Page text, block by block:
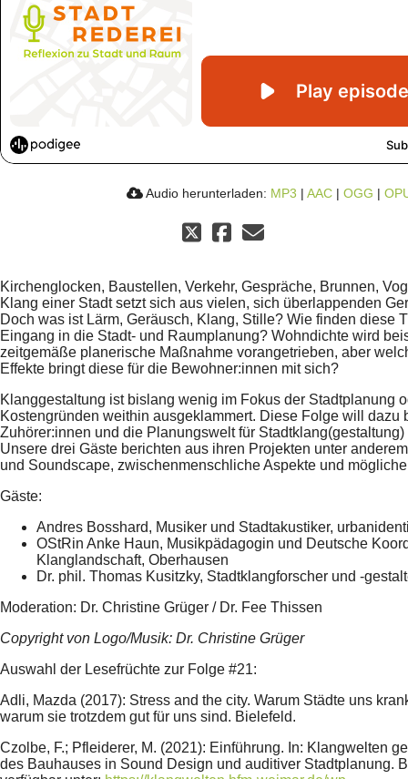
Audio herunterladen: MP3 | AAC | OGG |
Kirchenglocken, Baustellen, Verkehr, Gespräche, Brunnen,
Klang einer Stadt setzt sich aus vielen, sich überlappenden
Doch was ist Lärm, Geräusch, Klang, Stille? Wie finden diese
Eingang in die Stadt- und Raumplanung? Wohndichte wird
zeitgemäße planerische Maßnahme vorangetrieben, aber
Effekte bringt diese für die Bewohner:innen mit sich?
Klanggestaltung ist bislang wenig im Fokus der Stadtplanung
Kostengründen weithin ausgeklammert. Diese Folge will dazu
Zuhörer:innen und die Planungswelt für
Unsere drei Gäste berichten aus ihren Projekten unter
und Soundscape, zwischenmenschliche Aspekte und
Gäste:
Andres Bosshard, Musiker und Stadtakustiker,
OStRin Anke Haun, Musikpädagogin und Deutsche
Klanglandschaft, Oberhausen
Dr. phil. Thomas Kusitzky, Stadtklangforscher und -
Moderation: Dr. Christine Grüger / Dr. Fee Thissen
Copyright von Logo/Musik: Dr. Christine Grüger
Auswahl der Lesefrüchte zur Folge #21:
Adli, Mazda (2017): Stress and the city. Warum Städte uns
warum sie trotzdem gut für uns sind. Bielefeld.
Czolbe, F.; Pfleiderer, M. (2021): Einführung. In: Klangwelten
des Bauhauses in Sound Design und auditiver Stadtplanung.